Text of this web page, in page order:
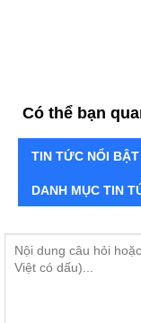
Có thể bạn
TIN TỨC NỔI BẬT
DANH MỤC TIN